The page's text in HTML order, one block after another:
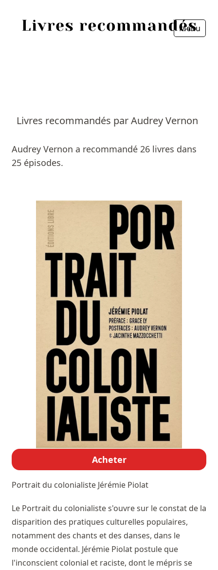
Menu
Livres recommandés par Audrey Vernon
Audrey Vernon a recommandé 26 livres dans
25 épisodes.
Acheter
Portrait du colonialiste Jérémie Piolat
Le Portrait du colonialiste s'ouvre sur le constat de la
disparition des pratiques culturelles populaires,
notamment des chants et des danses, dans le
monde occidental. Jérémie Piolat postule que
l'inconscient colonial et raciste, dont le mépris se
Livres
Prix littéraires
Fermer